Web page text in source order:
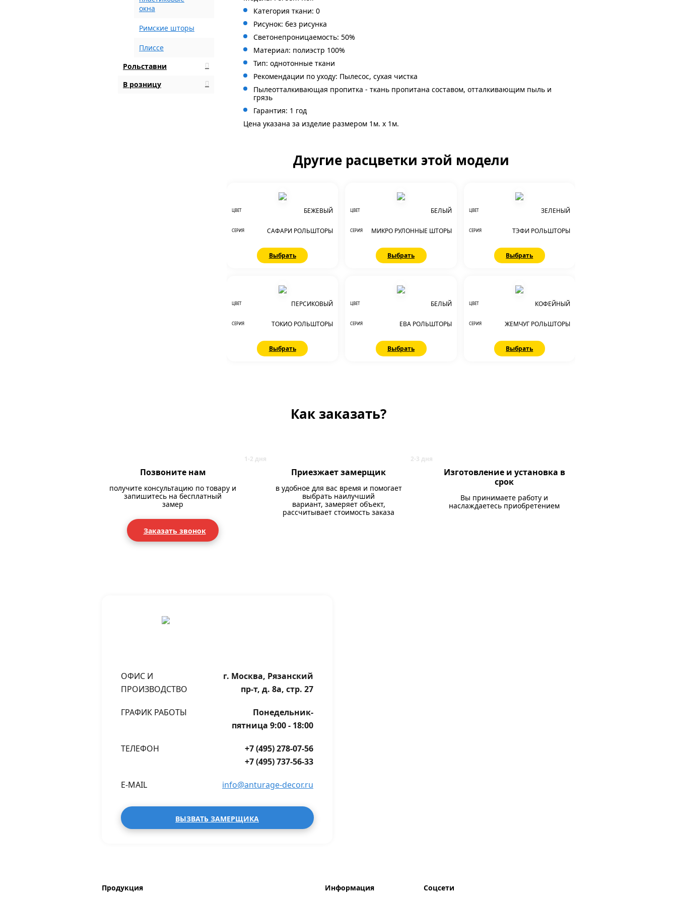
окна
Римские шторы
Плиссе
Рольставни
В розницу
Категория ткани: 0
Рисунок: без рисунка
Светонепроницаемость: 50%
Материал: полиэстр 100%
Тип: однотонные ткани
Рекомендации по уходу: Пылесос, сухая чистка
Пылеотталкивающая пропитка - ткань пропитана составом, отталкивающим пыль и
грязь
Гарантия: 1 год
Цена указана за изделие размером 1м. x 1м.
Другие расцветки этой модели
ЦВЕТ БЕЖЕВЫЙ
СЕРИЯ САФАРИ РОЛЬШТОРЫ
Выбрать
ЦВЕТ БЕЛЫЙ
СЕРИЯ МИКРО РУЛОННЫЕ ШТОРЫ
Выбрать
ЦВЕТ ЗЕЛЕНЫЙ
СЕРИЯ ТЭФИ РОЛЬШТОРЫ
Выбрать
ЦВЕТ ПЕРСИКОВЫЙ
СЕРИЯ ТОКИО РОЛЬШТОРЫ
Выбрать
ЦВЕТ БЕЛЫЙ
СЕРИЯ ЕВА РОЛЬШТОРЫ
Выбрать
ЦВЕТ КОФЕЙНЫЙ
СЕРИЯ ЖЕМЧУГ РОЛЬШТОРЫ
Выбрать
Как заказать?
Позвоните нам
получите консультацию по товару и
запишитесь на бесплатный
замер
Заказать звонок
Приезжает замерщик
в удобное для вас время и помогает
выбрать наилучший
вариант, замеряет объект,
рассчитывает стоимость заказа
Изготовление и установка в
срок
Вы принимаете работу и
наслаждаетесь приобретением
ОФИС И
ПРОИЗВОДСТВО
г. Москва, Рязанский
пр-т, д. 8а, стр. 27
ГРАФИК РАБОТЫ
Понедельник-
пятница 9:00 - 18:00
ТЕЛЕФОН
+7 (495) 278-07-56
+7 (495) 737-56-33
E-MAIL info@anturage-decor.ru
ВЫЗВАТЬ ЗАМЕРЩИКА
Продукция Информация Соцсети